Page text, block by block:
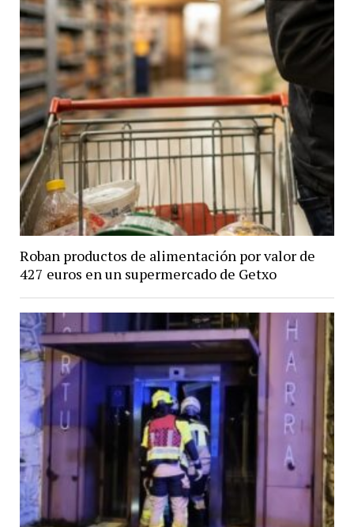
Roban productos de alimentación por valor de
427 euros en un supermercado de Getxo